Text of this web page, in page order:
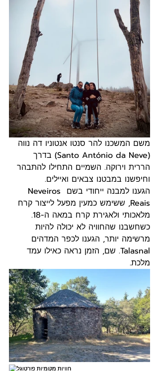
משם המשכנו להר סנטו אנטוניו דה נווה
(Santo António da Neve) בדרך
הררית וירוקה. השמיים התחילו להתבהר
וחיפשנו במבטנו צבאים ואיילים.
הגענו למבנה ייחודי בשם Neveiros
Reais, ששימש כמעין מפעל לייצור קרח
מלאכותי ולאגירת קרח במאה ה-18.
כשחשבנו שהחוויה לא יכולה להיות
מרשימה יותר, הגענו לכפר המדהים
Talasnal. שם, הזמן נראה כאילו עמד
מלכת.